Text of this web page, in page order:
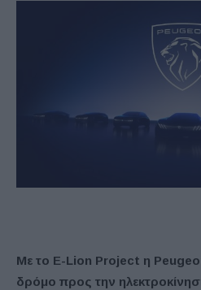
Με το E-Lion Project η
δρόμο προς την